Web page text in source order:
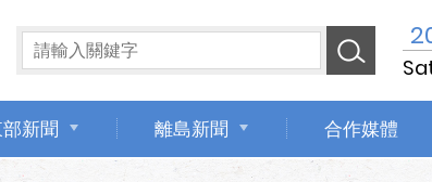
新聞 離島新聞 合作媒體